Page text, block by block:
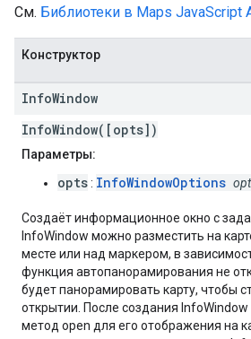
См. Библиотеки в Maps JavaScript
Конструктор
InfoWindow
InfoWindow([opts])
Параметры:
opts: InfoWindowOptions
Создаёт информационное окно с
InfoWindow можно разместить на
месте или над маркером, в
функция автопанорамирования не
будет панорамировать карту, чтобы
открытии. После создания
метод open для его отображения на